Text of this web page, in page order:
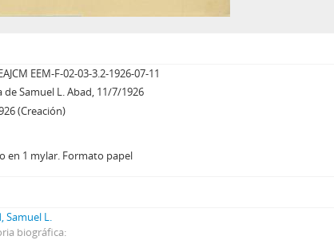
EEM-F-02-03-3.2-1926-07-11
de Samuel L. Abad, 11/7/1926
(Creación)
en 1 mylar. Formato papel
Samuel L.
biográfica